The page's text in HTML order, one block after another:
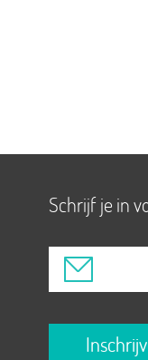
Schrijf je in